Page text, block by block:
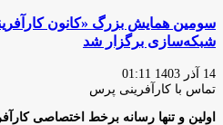
سومین همایش بزرگ «کانون
شبکه‌سازی برگزار شد
14 آذر 1403 01:11
تماس با کارآفرینی پرس
اولین و تنها رسانه برخط اختصاصی